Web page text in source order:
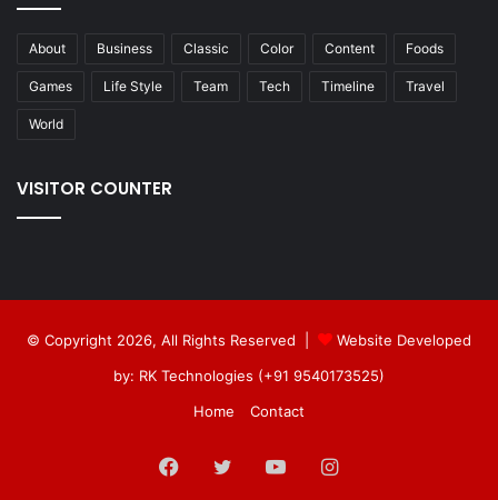
About Business Classic Color Content Foods
Games Life Style Team Tech Timeline Travel
World
VISITOR COUNTER
© Copyright 2026, All Rights Reserved |
Website Developed
by: RK Technologies (+91 9540173525)
Home
Contact
Facebook
Twitter YouTubeInstagram